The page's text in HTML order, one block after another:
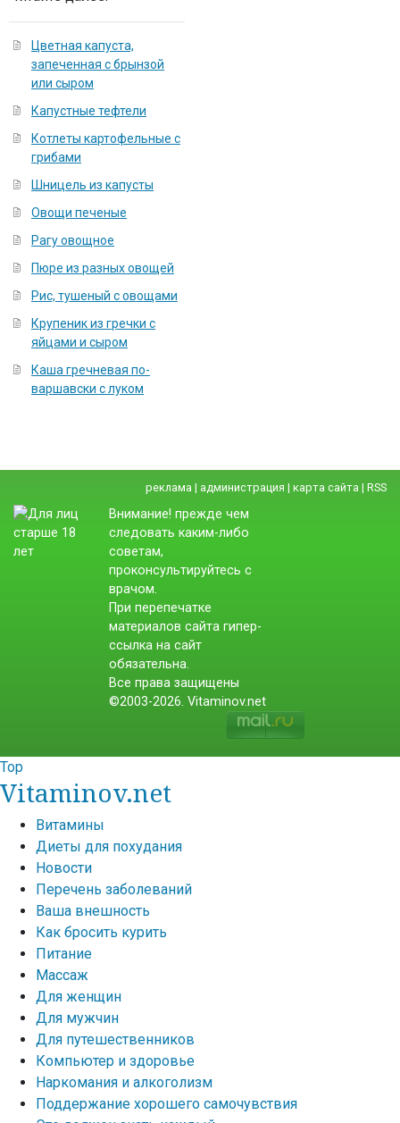
Цветная капуста,
запеченная с брынзой
или сыром
Капустные тефтели
Котлеты картофельные с
грибами
Шницель из капусты
Овощи печеные
Рагу овощное
Пюре из разных овощей
Рис, тушеный с овощами
Крупеник из гречки с
яйцами и сыром
Каша гречневая по-
варшавски с луком
реклама | администрация | карта сайта | RSS
Внимание! прежде чем
следовать каким-либо
советам,
проконсультируйтесь с
врачом.
При перепечатке
материалов сайта гипер-
ссылка на сайт
обязательна.
Все права защищены
©2003-2026. Vitaminov.net
Top
Vitaminov.net
Витамины
Диеты для похудания
Новости
Перечень заболеваний
Ваша внешность
Как бросить курить
Питание
Массаж
Для женщин
Для мужчин
Для путешественников
Компьютер и здоровье
Наркомания и алкоголизм
Поддержание хорошего самочувствия